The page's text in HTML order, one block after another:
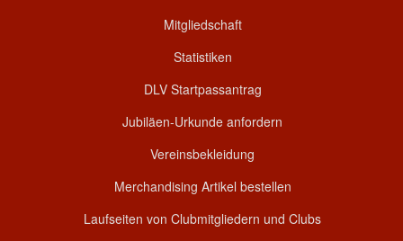
Mitgliedschaft
Statistiken
DLV Startpassantrag
Jubiläen-Urkunde anfordern
Vereinsbekleidung
Merchandising Artikel bestellen
Laufseiten von Clubmitgliedern und Clubs